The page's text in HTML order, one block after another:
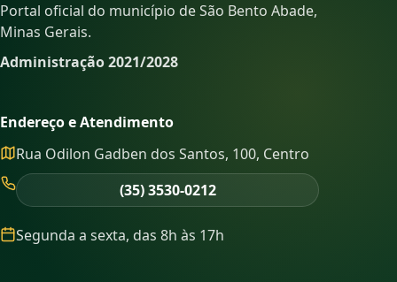
Portal oficial do município de São Bento Abade,
Minas Gerais.
Administração 2021/2028
Endereço e Atendimento
Rua Odilon Gadben dos Santos, 100, Centro
(35) 3530-0212
Segunda a sexta, das 8h às 17h